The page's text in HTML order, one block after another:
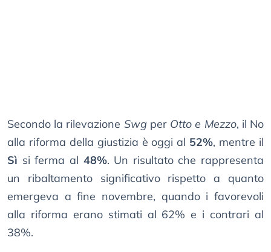
Secondo la rilevazione Swgper Otto e Mezzo, il No
alla riforma della giustizia è oggi al 52%, mentre il
Sì si ferma al 48%. Un risultato che rappresenta
un ribaltamento significativo rispetto a quanto
emergeva a fine novembre, quando i favorevoli
alla riforma erano stimati al 62% e i contrari al
38%.